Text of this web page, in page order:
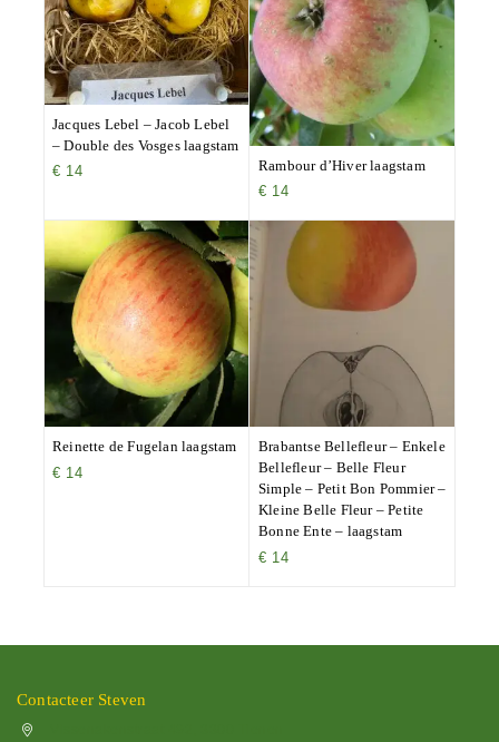
Jacques Lebel – Jacob Lebel
– Double des Vosges laagstam
€ 14
Rambour d’Hiver laagstam
€ 14
Reinette de Fugelan laagstam
€ 14
Brabantse Bellefleur – Enkele
Bellefleur – Belle Fleur
Simple – Petit Bon Pommier –
Kleine Belle Fleur – Petite
Bonne Ente – laagstam
€ 14
Contacteer Steven